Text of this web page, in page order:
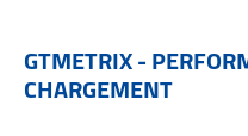
GTMETRIX -
CHARGEMENT